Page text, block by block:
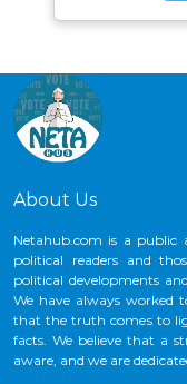
About Us
Netahub.com is a public
political readers and
political developments
We have always worked
that the truth comes to
facts. We believe that a
aware, and we are